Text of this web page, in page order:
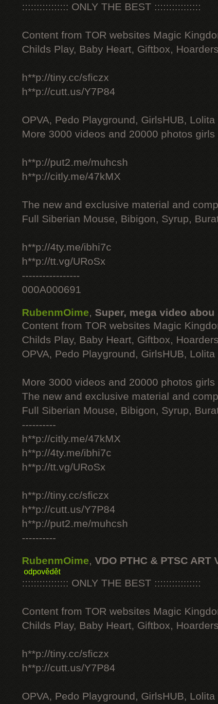
:::::::::::::::: ONLY THE BEST ::::::::::::::::
Content from TOR websites Magic
Childs Play, Baby Heart, Giftbox,
h**p://tiny.cc/sficzx
h**p://cutt.us/Y7P84
OPVA, Pedo Playground, GirlsHUB, Lolita
More 3000 videos and 20000 photos
h**p://put2.me/muhcsh
h**p://citly.me/47kMX
The new and exclusive material and
Full Siberian Mouse, Bibigon, Syrup,
h**p://4ty.me/ibhi7c
h**p://tt.vg/URoSx
-----------------
000A000691
RubenmOime, Super, mega video abou
Content from TOR websites Magic
Childs Play, Baby Heart, Giftbox,
OPVA, Pedo Playground, GirlsHUB, Lolita
More 3000 videos and 20000 photos
The new and exclusive material and
Full Siberian Mouse, Bibigon, Syrup,
----------
h**p://citly.me/47kMX
h**p://4ty.me/ibhi7c
h**p://tt.vg/URoSx
h**p://tiny.cc/sficzx
h**p://cutt.us/Y7P84
h**p://put2.me/muhcsh
----------
RubenmOime, VDO PTHC & PTSC ART
odpovědět
:::::::::::::::: ONLY THE BEST ::::::::::::::::
Content from TOR websites Magic
Childs Play, Baby Heart, Giftbox,
h**p://tiny.cc/sficzx
h**p://cutt.us/Y7P84
OPVA, Pedo Playground, GirlsHUB, Lolita